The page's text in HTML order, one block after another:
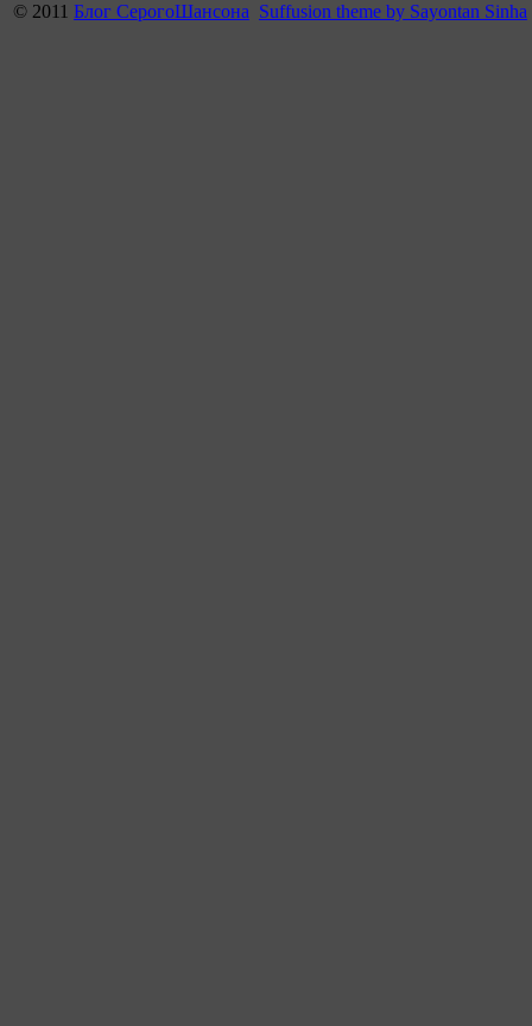
© 2011 Блог СерогоШансона Suffusion theme by Sayontan Sinha